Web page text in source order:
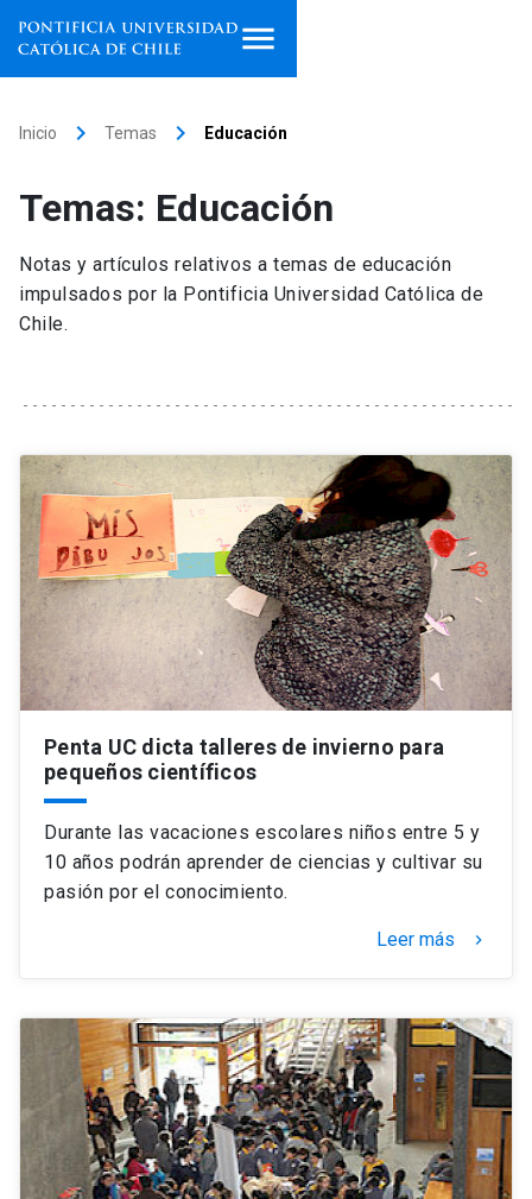
Facultades, escuelas e
institutos
Investigación
Vinculación
Universidad
Información para keyboard_arrow_down
Futuros estudiantes
Académicos
Personal
Alumni launch
Vecinos
Go to english site launch
Admisión launch
Mi Cuenta UC launch
Correo UC
Donaciones launch
Inicio keyboard_arrow_right Temas keyboard_arrow_right Educación
Temas: Educación
Notas y artículos relativos a temas de educación
impulsados por la Pontificia Universidad Católica de
Chile.
Penta UC dicta talleres de invierno para
pequeños científicos
Durante las vacaciones escolares niños entre 5 y
10 años podrán aprender de ciencias y cultivar su
pasión por el conocimiento.
Leer más keyboard_arrow_right